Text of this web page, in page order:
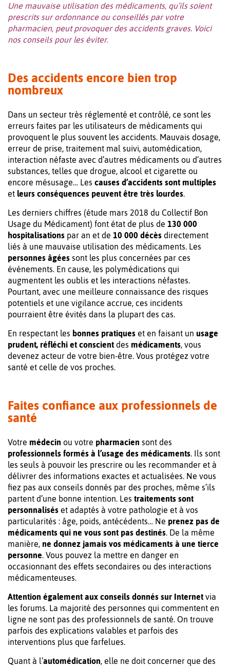
Une mauvaise utilisation des médicaments, qu’ils soient
prescrits sur ordonnance ou conseillés par votre
pharmacien, peut provoquer des accidents graves. Voici
nos conseils pour les éviter.
Des accidents encore bien trop
nombreux
Dans un secteur très réglementé et contrôlé, ce sont les
erreurs faites par les utilisateurs de médicaments qui
provoquent le plus souvent les accidents. Mauvais dosage,
erreur de prise, traitement mal suivi, automédication,
interaction néfaste avec d’autres médicaments ou d’autres
substances, telles que drogue, alcool et cigarette ou
encore mésusage… Les causes d’accidents sont multiples
et leurs conséquences peuvent être très lourdes.
Les derniers chiffres (étude mars 2018 du Collectif Bon
Usage du Médicament) font état de plus de 130 000
hospitalisations par an et de 10 000 décès directement
liés à une mauvaise utilisation des médicaments. Les
personnes âgées sont les plus concernées par ces
événements. En cause, les polymédications qui
augmentent les oublis et les interactions néfastes.
Pourtant, avec une meilleure connaissance des risques
potentiels et une vigilance accrue, ces incidents
pourraient être évités dans la plupart des cas.
En respectant les bonnes pratiques et en faisant un usage
prudent, réfléchi et conscient des médicaments, vous
devenez acteur de votre bien-être. Vous protégez votre
santé et celle de vos proches.
Faites confiance aux professionnels de
santé
Votre médecin ou votre pharmacien sont des
professionnels formés à l’usage des médicaments. Ils sont
les seuls à pouvoir les prescrire ou les recommander et à
délivrer des informations exactes et actualisées. Ne vous
fiez pas aux conseils donnés par des proches, même s’ils
partent d’une bonne intention. Les traitements sont
personnalisés et adaptés à votre pathologie et à vos
particularités : âge, poids, antécédents… Ne prenez pas de
médicaments qui ne vous sont pas destinés. De la même
manière, ne donnez jamais vos médicaments à une tierce
personne. Vous pouvez la mettre en danger en
occasionnant des effets secondaires ou des interactions
médicamenteuses.
Attention également aux conseils donnés sur Internet via
les forums. La majorité des personnes qui commentent en
ligne ne sont pas des professionnels de santé. On trouve
parfois des explications valables et parfois des
interventions plus que farfelues.
Quant à l’automédication, elle ne doit concerner que des